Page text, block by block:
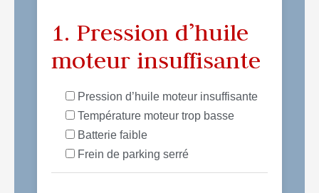
1. Pression d’huile
moteur insuffisante
Pression d’huile moteur insuffisante
Température moteur trop basse
Batterie faible
Frein de parking serré